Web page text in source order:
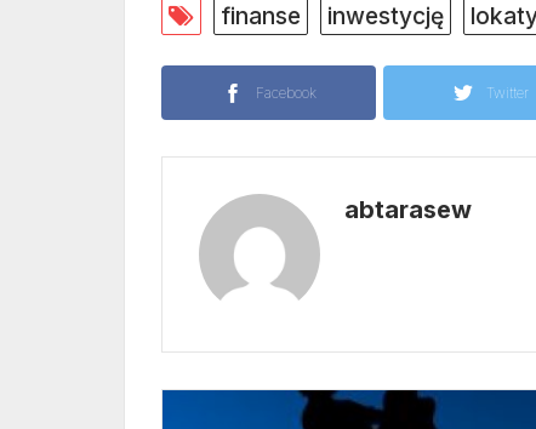
finanse inwestycję
Facebook Twitter
abtarasew